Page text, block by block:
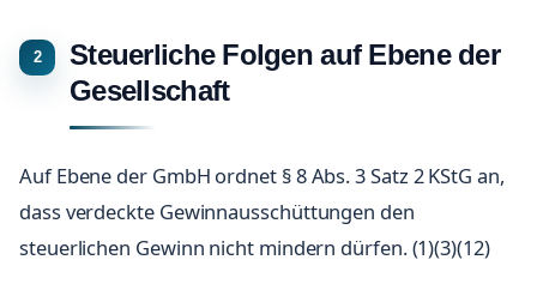
Steuerliche Folgen auf Ebene der
Gesellschaft
Auf Ebene der GmbH ordnet § 8 Abs. 3 Satz 2 KStG an,
dass verdeckte Gewinnausschüttungen den
steuerlichen Gewinn nicht mindern dürfen. (1)(3)(12)